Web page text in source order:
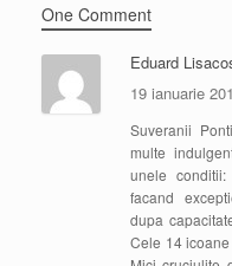
One Comment
Eduard
19 ianuarie
Suveranii
multe
unele
facand
dupa
Cele 14